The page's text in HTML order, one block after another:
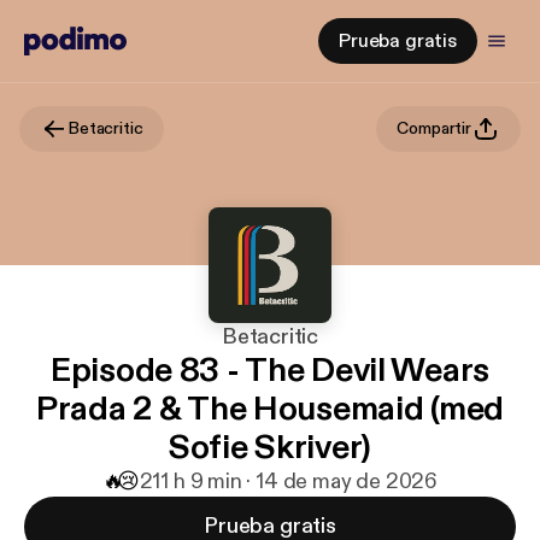
Prueba gratis
Betacritic Compartir
Betacritic
Episode 83 - The Devil Wears
Prada 2 & The Housemaid (med
Sofie Skriver)
🔥😢211 h 9 min · 14 de may de 2026
Prueba gratis